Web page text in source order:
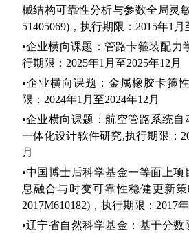
械结构可靠性分析与参数全局灵
51405069)，执行期限： 2015年1 月
•企业横向课题：管路卡箍装配力
行期限： 2025年1 月至2025年12 月
•企业横向课题：金属橡胶卡箍
限： 2024年1 月至2024年12 月
•企业横向课题：航空管路系统自
一体化设计软件研究,执行期限：
月
•中国博士后科学基金一等面上项
息融合与时变可靠性稳健更新
2017M610182)，执行期限： 2017年
•辽宁省自然科学基金：基于分数